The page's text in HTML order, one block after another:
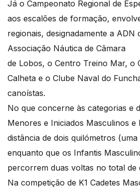
Já o Campeonato Regional de
aos escalões de formação,
regionais, designadamente a ADN
Associação Náutica de Câmara
de Lobos, o Centro Treino Mar, o
Calheta e o Clube Naval do
canoístas.
No que concerne às categorias e
Menores e Iniciados Masculinos e
distância de dois quilómetros
enquanto que os Infantis
percorrem duas voltas no total de
Na competição de K1 Cadetes